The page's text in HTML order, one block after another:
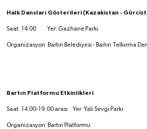
Halk Dansları Gösterileri (Kazakistan -
Saat: 14.00 Yer: Gazhane Parkı
Organizasyon: Bartın Belediyesi - Bartın Telkırma
Bartın Platformu Etkinlikleri
Saat: 14.00-19.00 arası Yer: Yalı Sevgi Parkı
Organizasyon: Bartın Platformu